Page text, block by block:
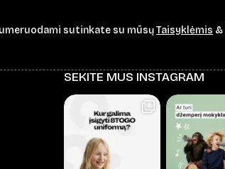
sutinkate su mūsųTaisyklėmis &
SEKITE MUS INSTAGRAM